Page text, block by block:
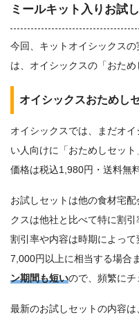
ミールキット入りお試
今回、キットオイシックス
は、オイシックスの「おため
オイシックスおためし
オイシックスでは、まだオ
い人向けに「おためしセット
価格は税込1,980円・送料無
お試しセットは他の食材宅
クスは他社と比べて特に割引
割引率や内容は時期によっ
7,000円以上に相当する場合ま
ン期間も短いので、頻繁にチ
最新のお試しセットの内容は